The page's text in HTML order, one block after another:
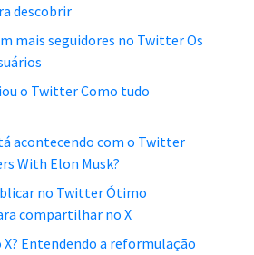
descobrir
mais seguidores no Twitter Os
o Twitter Como tudo
acontecendo com o Twitter
With Elon Musk?
no Twitter Ótimo
compartilhar no X
X? Entendendo a reformulação